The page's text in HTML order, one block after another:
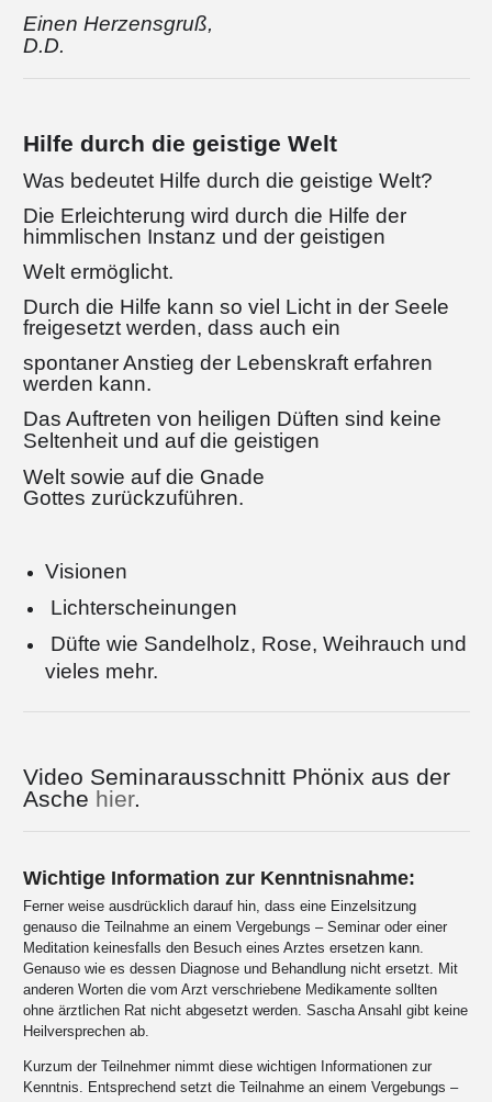
Einen Herzensgruß,
D.D.
Hilfe durch die geistige Welt
Was bedeutet Hilfe durch die geistige Welt?
Die Erleichterung wird durch die Hilfe der
himmlischen Instanz und der geistigen
Welt ermöglicht.
Durch die Hilfe kann so viel Licht in der Seele
freigesetzt werden, dass auch ein
spontaner Anstieg der Lebenskraft erfahren
werden kann.
Das Auftreten von heiligen Düften sind keine
Seltenheit und auf die geistigen
Welt sowie auf die Gnade
Gottes zurückzuführen.
Visionen
Lichterscheinungen
Düfte wie Sandelholz, Rose, Weihrauch und
vieles mehr.
Video Seminarausschnitt Phönix aus der
Asche hier.
Wichtige Information zur Kenntnisnahme:
Ferner weise ausdrücklich darauf hin, dass eine Einzelsitzung
genauso die Teilnahme an einem Vergebungs – Seminar oder einer
Meditation keinesfalls den Besuch eines Arztes ersetzen kann.
Genauso wie es dessen Diagnose und Behandlung nicht ersetzt. Mit
anderen Worten die vom Arzt verschriebene Medikamente sollten
ohne ärztlichen Rat nicht abgesetzt werden. Sascha Ansahl gibt keine
Heilversprechen ab.
Kurzum der Teilnehmer nimmt diese wichtigen Informationen zur
Kenntnis. Entsprechend setzt die Teilnahme an einem Vergebungs –